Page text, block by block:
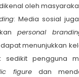
oleh
: Media sosial
personal
menunjukkan
sedikit pengguna
figuredan